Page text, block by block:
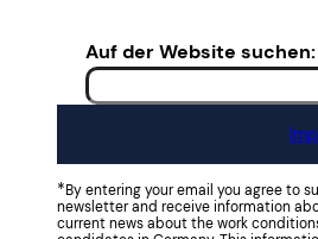
Auf der Website suchen:
*By entering your email you agree to
newsletter and receive information
current news about the work